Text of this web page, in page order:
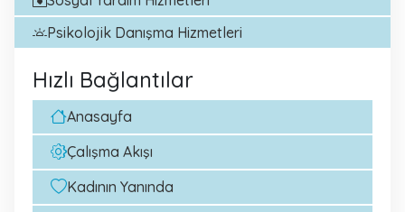
Psikolojik Danışma Hizmetleri
Hızlı Bağlantılar
Anasayfa
Çalışma Akışı
Kadının Yanında